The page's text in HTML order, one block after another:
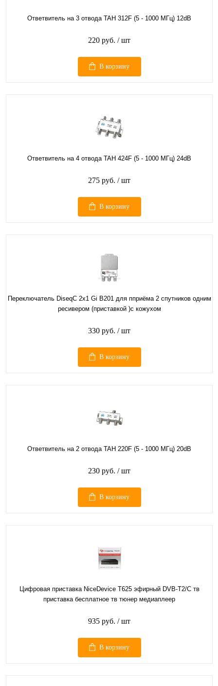
Ответвитель на 3 отвода TAH 312F (5 - 1000 МГц) 12dB
220 руб. / шт
В корзину
Ответвитель на 4 отвода TAH 424F (5 - 1000 МГц) 24dB
275 руб. / шт
В корзину
Переключатель DiseqC 2х1 Gi B201 для пприёма 2 спутников одним
ресивером (приставкой )с кожухом
330 руб. / шт
В корзину
Ответвитель на 2 отвода TAH 220F (5 - 1000 МГц) 20dB
230 руб. / шт
В корзину
Цифровая приставка NiceDevice T625 эфирный DVB-T2/C тв
приставка бесплатное тв тюнер медиаплеер
935 руб. / шт
В корзину